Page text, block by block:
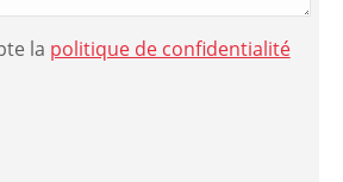
la politique de confidentialité